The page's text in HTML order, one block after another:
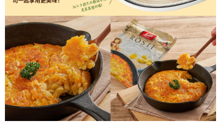
１．透過由恩沛科技股份有限公司提供之「AFTEE先享後付」服務完成之交
易，需依本服務之必要範圍內提供個人資料，並將交易相關給付款項請求債
權轉讓予恩沛科技股份有限公司。
２．關於個人資料處理事宜，請瀏覽以下網址：
https://aftee.tw/terms/#terms3
３．未成年的使用者請事先徵得法定代理人或監護人之同意方可使用
「AFTEE先享後付」，若未經同意申辦者引起之損失，本公司不負相關責
任。
４．使用「AFTEE先享後付」時，將依據個別帳號之用戶狀況，依本公司即
時審查核予不同之上限額度；若仍有額度不足之情形，本公司將視審查結果
請求用戶進行身份認證。
５．嚴禁一人註冊多個帳號或使用他人資訊註冊。若發現惡意使用之情形，